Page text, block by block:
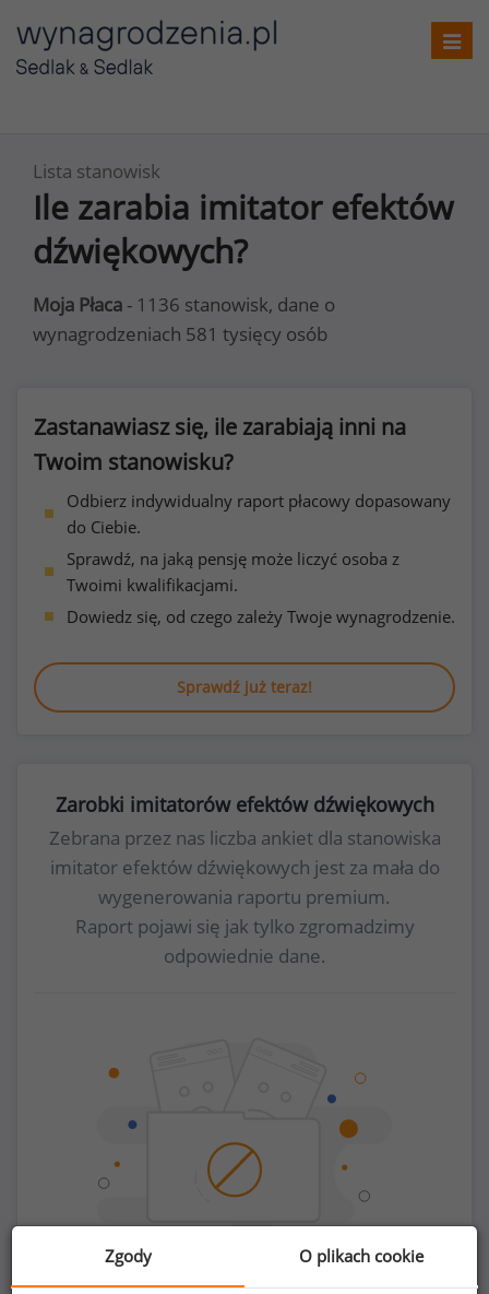
Lista stanowisk
Ile zarabia imitator efektów
dźwiękowych?
Moja Płaca - 1136 stanowisk, dane o
wynagrodzeniach 581 tysięcy osób
Zastanawiasz się, ile zarabiają inni na
Twoim stanowisku?
Odbierz indywidualny raport płacowy dopasowany
do Ciebie.
Sprawdź, na jaką pensję może liczyć osoba z
Twoimi kwalifikacjami.
Dowiedz się, od czego zależy Twoje wynagrodzenie.
Sprawdź już teraz!
Zarobki imitatorów efektów dźwiękowych
Zebrana przez nas liczba ankiet dla stanowiska
imitator efektów dźwiękowych jest za mała do
wygenerowania raportu premium.
Raport pojawi się jak tylko zgromadzimy
odpowiednie dane.
Zgody O plikach cookie